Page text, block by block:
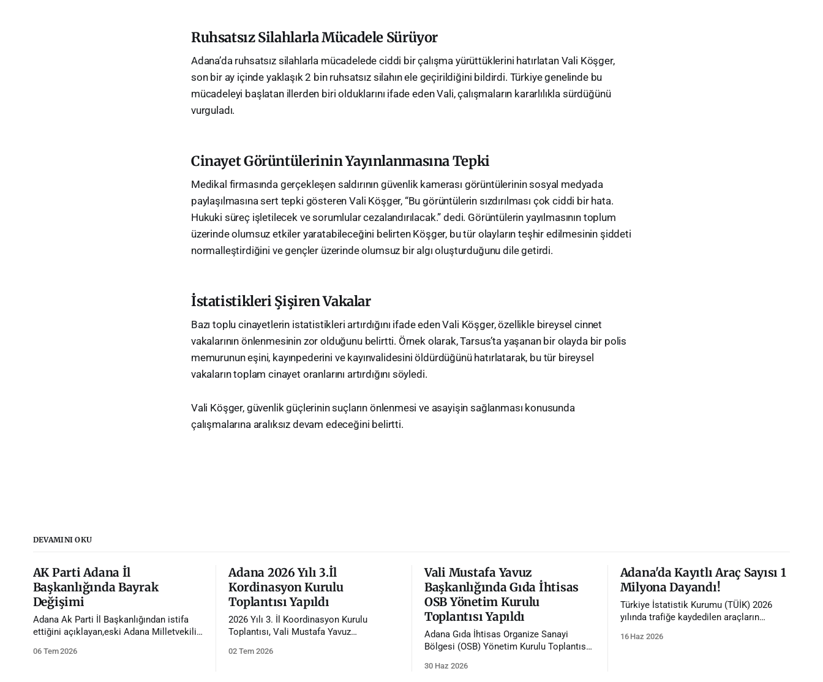
Ruhsatsız Silahlarla Mücadele Sürüyor
Adana’da ruhsatsız silahlarla mücadelede ciddi bir çalışma yürüttüklerini hatırlatan Vali Köşger,
son bir ay içinde yaklaşık 2 bin ruhsatsız silahın ele geçirildiğini bildirdi. Türkiye genelinde bu
mücadeleyi başlatan illerden biri olduklarını ifade eden Vali, çalışmaların kararlılıkla sürdüğünü
vurguladı.
Cinayet Görüntülerinin Yayınlanmasına Tepki
Medikal firmasında gerçekleşen saldırının güvenlik kamerası görüntülerinin sosyal medyada
paylaşılmasına sert tepki gösteren Vali Köşger, “Bu görüntülerin sızdırılması çok ciddi bir hata.
Hukuki süreç işletilecek ve sorumlular cezalandırılacak.” dedi. Görüntülerin yayılmasının toplum
üzerinde olumsuz etkiler yaratabileceğini belirten Köşger, bu tür olayların teşhir edilmesinin şiddeti
normalleştirdiğini ve gençler üzerinde olumsuz bir algı oluşturduğunu dile getirdi.
İstatistikleri Şişiren Vakalar
Bazı toplu cinayetlerin istatistikleri artırdığını ifade eden Vali Köşger, özellikle bireysel cinnet
vakalarının önlenmesinin zor olduğunu belirtti. Örnek olarak, Tarsus’ta yaşanan bir olayda bir polis
memurunun eşini, kayınpederini ve kayınvalidesini öldürdüğünü hatırlatarak, bu tür bireysel
vakaların toplam cinayet oranlarını artırdığını söyledi.
Vali Köşger, güvenlik güçlerinin suçların önlenmesi ve asayişin sağlanması konusunda
çalışmalarına aralıksız devam edeceğini belirtti.
DEVAMINI OKU
AK Parti Adana İl
Başkanlığında Bayrak
Değişimi
Adana Ak Parti İl Başkanlığından istifa
ettiğini açıklayan,eski Adana Milletvekili
Özkan atandı.
06 Tem 2026
Adana 2026 Yılı 3.İl
Kordinasyon Kurulu
Toplantısı Yapıldı
2026 Yılı 3. İl Koordinasyon Kurulu
Toplantısı, Vali Mustafa Yavuz
02 Tem 2026
Vali Mustafa Yavuz
Başkanlığında Gıda İhtisas
OSB Yönetim Kurulu
Toplantısı Yapıldı
Adana Gıda İhtisas Organize Sanayi
Bölgesi (OSB) Yönetim Kurulu Toplantısı,
gerçekleştirildi.
30 Haz 2026
Adana'da Kayıtlı Araç Sayısı 1
Milyona Dayandı!
Türkiye İstatistik Kurumu (TÜİK) 2026
yılında trafiğe kaydedilen araçların
Adana'da trafiğe kayıtlı araç sayısı 1
16 Haz 2026